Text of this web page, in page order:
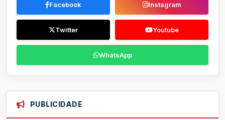
Facebook Instagram
Twitter Youtube
WhatsApp
PUBLICIDADE